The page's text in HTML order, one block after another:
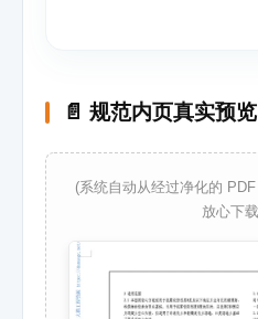
📄 规范内页真实预
(系统自动从经过净化的
放心下